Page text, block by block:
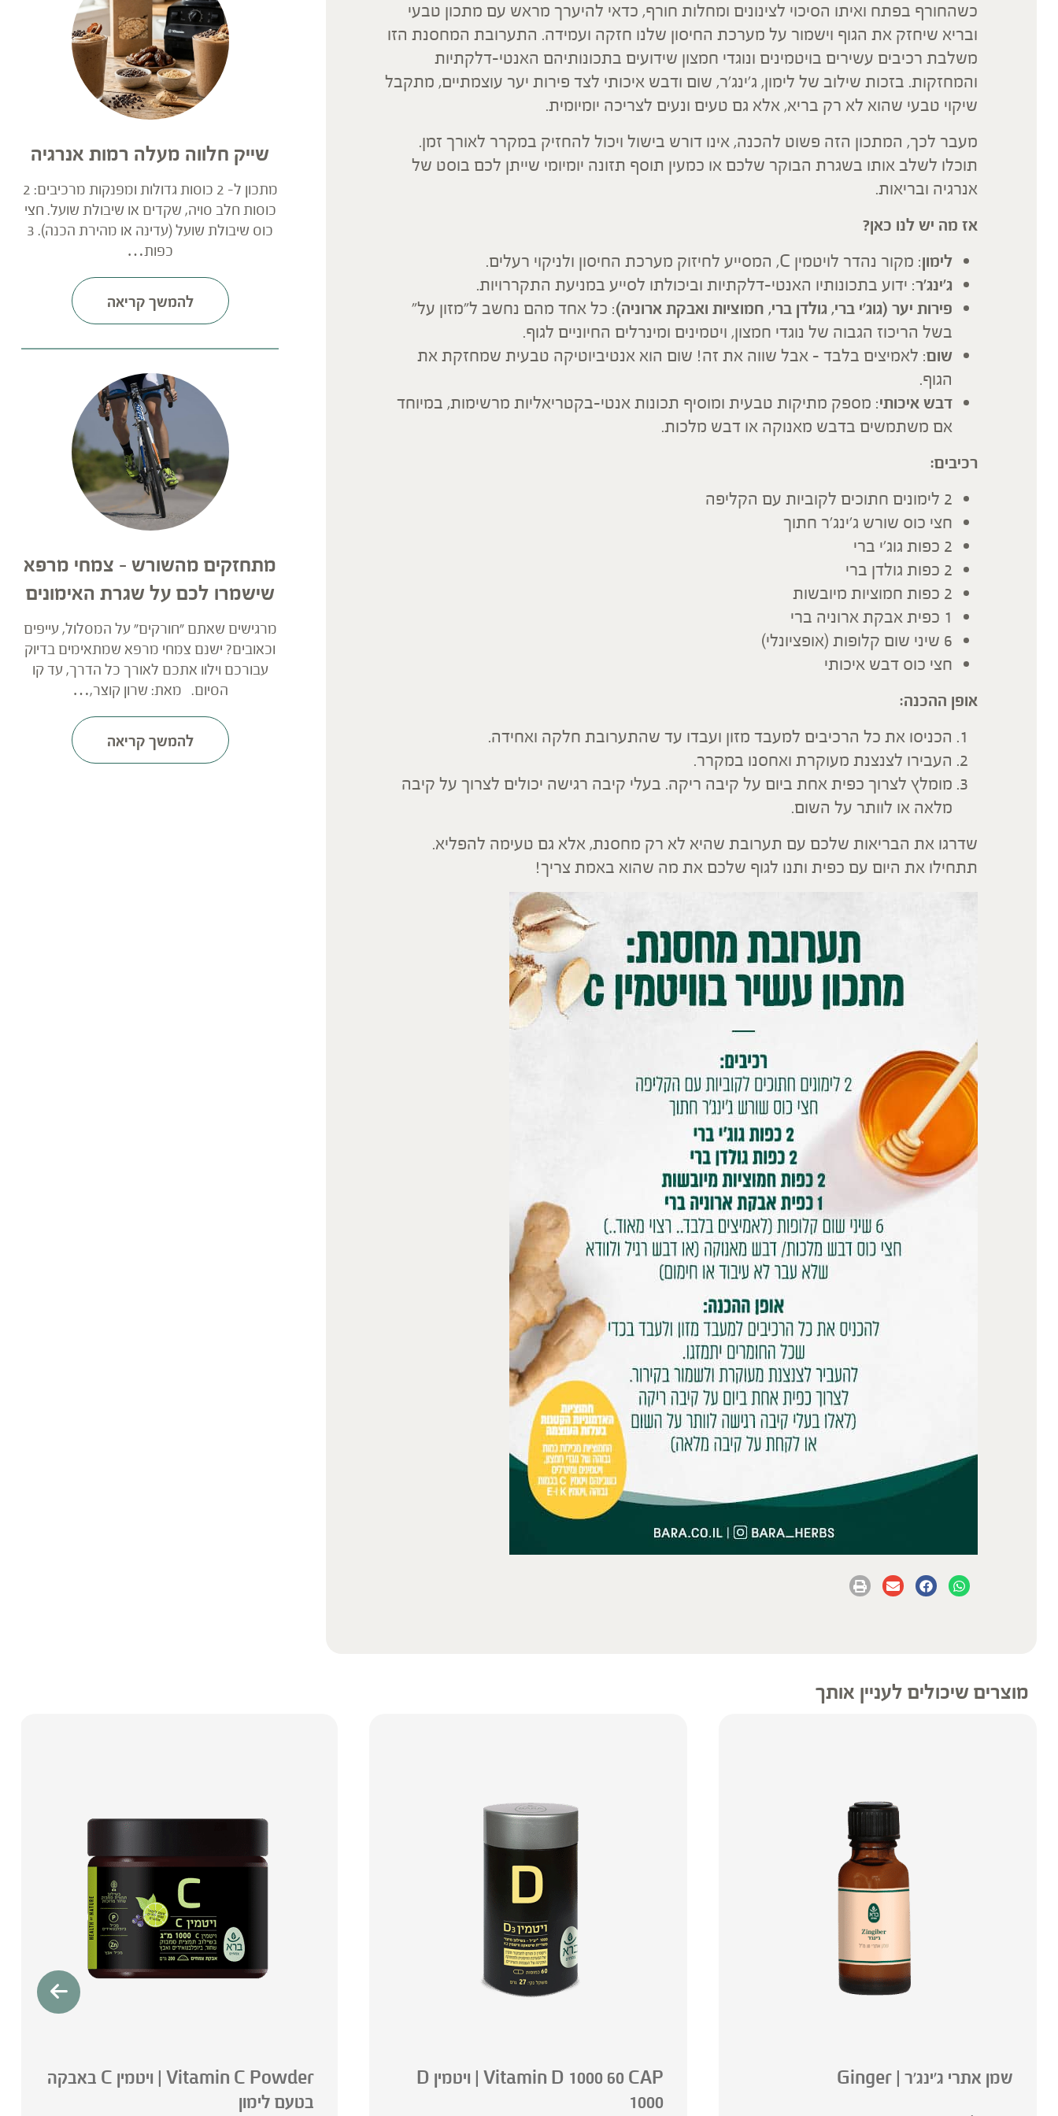
כשהחורף בפתח ואיתו הסיכוי לצינונים ומחלות חורף, כדאי להיערך מראש עם מתכון טבעי
ובריא שיחזק את הגוף וישמור על מערכת החיסון שלנו חזקה ועמידה. התערובת המחסנת הזו
משלבת רכיבים עשירים בויטמינים ונוגדי חמצון שידועים בתכונותיהם האנטי-דלקתיות
והמחזקות. בזכות שילוב של לימון, ג'ינג'ר, שום ודבש איכותי לצד פירות יער עוצמתיים, מתקבל
שיקוי טבעי שהוא לא רק בריא, אלא גם טעים ונעים לצריכה יומיומית.
מעבר לכך, המתכון הזה פשוט להכנה, אינו דורש בישול ויכול להחזיק במקרר לאורך זמן.
תוכלו לשלב אותו בשגרת הבוקר שלכם או כמעין תוסף תזונה יומיומי שייתן לכם בוסט של
אנרגיה ובריאות.
אז מה יש לנו כאן?
לימון: מקור נהדר לויטמין C, המסייע לחיזוק מערכת החיסון ולניקוי רעלים.
ג'ינג'ר: ידוע בתכונותיו האנטי-דלקתיות וביכולתו לסייע במניעת התקררויות.
פירות יער (גוג'י ברי, גולדן ברי, חמוציות ואבקת ארוניה): כל אחד מהם נחשב ל"מזון על"
בשל הריכוז הגבוה של נוגדי חמצון, ויטמינים ומינרלים החיוניים לגוף.
שום: לאמיצים בלבד – אבל שווה את זה! שום הוא אנטיביוטיקה טבעית שמחזקת את
הגוף.
דבש איכותי: מספק מתיקות טבעית ומוסיף תכונות אנטי-בקטריאליות מרשימות, במיוחד
אם משתמשים בדבש מאנוקה או דבש מלכות.
רכיבים:
2 לימונים חתוכים לקוביות עם הקליפה
חצי כוס שורש ג'ינג'ר חתוך
2 כפות גוג'י ברי
2 כפות גולדן ברי
2 כפות חמוציות מיובשות
1 כפית אבקת ארוניה ברי
6 שיני שום קלופות (אופציונלי)
חצי כוס דבש איכותי
אופן ההכנה:
הכניסו את כל הרכיבים למעבד מזון ועבדו עד שהתערובת חלקה ואחידה.
העבירו לצנצנת מעוקרת ואחסנו במקרר.
מומלץ לצרוך כפית אחת ביום על קיבה ריקה. בעלי קיבה רגישה יכולים לצרוך על קיבה
מלאה או לוותר על השום.
שדרגו את הבריאות שלכם עם תערובת שהיא לא רק מחסנת, אלא גם טעימה להפליא.
תתחילו את היום עם כפית ותנו לגוף שלכם את מה שהוא באמת צריך!
שייק חלווה מעלה רמות אנרגיה
מתכון ל- 2 כוסות גדולות ומפנקות מרכיבים: 2
כוסות חלב סויה, שקדים או שיבולת שועל. חצי
כוס שיבולת שועל (עדינה או מהירת הכנה). 3
כפות…
להמשך קריאה
מתחזקים מהשורש – צמחי מרפא
שישמרו לכם על שגרת האימונים
מרגישים שאתם "חורקים" על המסלול, עייפים
וכאובים? ישנם צמחי מרפא שמתאימים בדיוק
עבורכם וילוו אתכם לאורך כל הדרך, עד קו
הסיום. מאת: שרון קוצר,…
להמשך קריאה
מוצרים שיכולים לעניין אותך
שמן אתרי ג'ינג'ר | Ginger
Vitamin D 1000 60 CAP | ויטמין D
1000
Vitamin C Powder | ויטמין C באבקה
בטעם לימון